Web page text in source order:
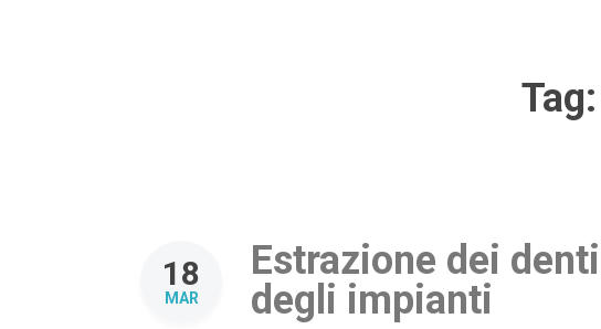
Tag:
18
MAR
Estrazione dei
degli impianti